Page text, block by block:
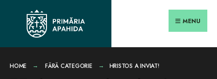
content
MENU
HOME FĂRĂ CATEGORIE HRISTOS A INVIAT!
for:
Close